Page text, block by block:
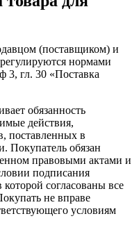
(поставщиком) и
нормами
3, гл. 30 «Поставка
обязанность
действия,
поставленных в
Покупатель обязан
правовыми актами и
подписания
согласованы все
не вправе
условиям